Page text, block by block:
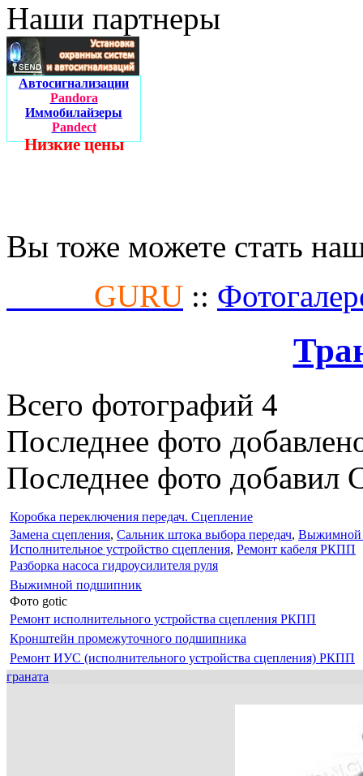
Наши партнеры
Автосигнализации
Pandora
Иммобилайзеры
Pandect
Низкие цены
Вы тоже можете стать
GURU ::
Всего фотографий 4
Последнее фото
Последнее фото добавил
Коробка переключения передач. Сцепление
Замена сцепления, Сальник штока выбора передач,
Исполнительное устройство сцепления, Ремонт кабеля РКПП
Разборка насоса гидроусилителя руля
Выжимной подшипник
Фото gotic
Ремонт исполнительного устройства сцепления РКПП
Кронштейн промежуточного подшипника
Ремонт ИУС (исполнительного устройства сцепления) РКПП
граната